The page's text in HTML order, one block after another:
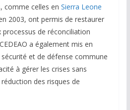
comme celles en Sierra Leone
2003, ont permis de restaurer
processus de réconciliation
a également mis en
et de défense commune
à gérer les crises sans
réduction des risques de